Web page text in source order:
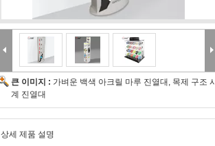
큰 이미지 : 가벼운 백색 아크릴 마루 진열대, 목제 구조 시
계 진열대
상세 제품 설명